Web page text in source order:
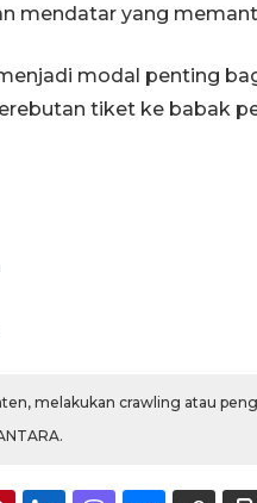
mendatar yang
modal penting
tiket ke babak
melakukan crawling atau